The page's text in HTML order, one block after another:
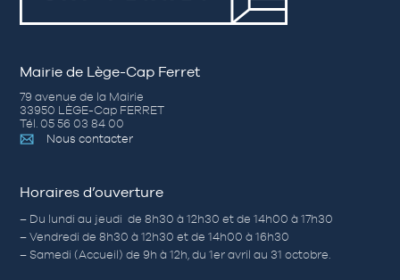
Mairie de Lège-Cap Ferret
79 avenue de la Mairie
33950 LÈGE-Cap FERRET
Tél. 05 56 03 84 00
Nous contacter
Horaires d’ouverture
– Du lundi au jeudi de 8h30 à 12h30 et de 14h00 à 17h30
– Vendredi de 8h30 à 12h30 et de 14h00 à 16h30
– Samedi (Accueil) de 9h à 12h, du 1er avril au 31 octobre.